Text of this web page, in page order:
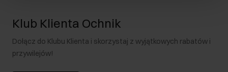
Klub Klienta Ochnik
Dołącz do Klubu Klienta i skorzystaj z wyjątkowych rabatów i
przywilejów!